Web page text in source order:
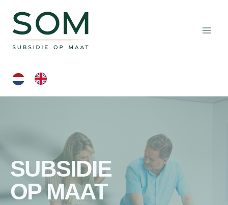
naar
inhoud
SUBSIDIE
OP MAAT